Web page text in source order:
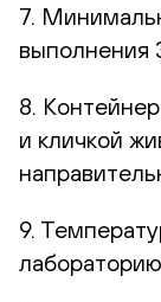
7.
выполнения
8.
и кличкой
9.